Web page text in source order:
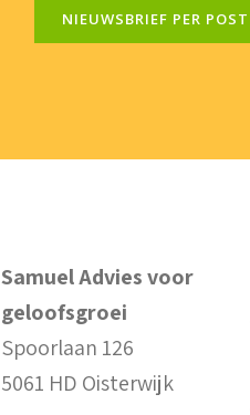
NIEUWSBRIEF PER POST
Samuel Advies voor
geloofsgroei
Spoorlaan 126
5061 HD Oisterwijk